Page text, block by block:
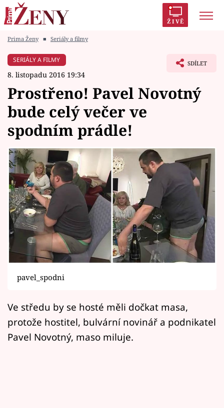
ŽIVĚ
Módní alarm
Témata
Celebrity
Vztahy
Seriály
Horoskopy
Sledujte prima+
Filmový festival Karlovy Vary
Mámy sobě
Prima Ženy ■ Seriály a filmy
SERIÁLY A FILMY
8. listopadu 2016 19:34
SDÍLET
Prostřeno! Pavel Novotný
bude celý večer ve
spodním prádle!
pavel_spodni
Ve středu by se hosté měli dočkat masa,
protože hostitel, bulvární novinář a podnikatel
Pavel Novotný, maso miluje.